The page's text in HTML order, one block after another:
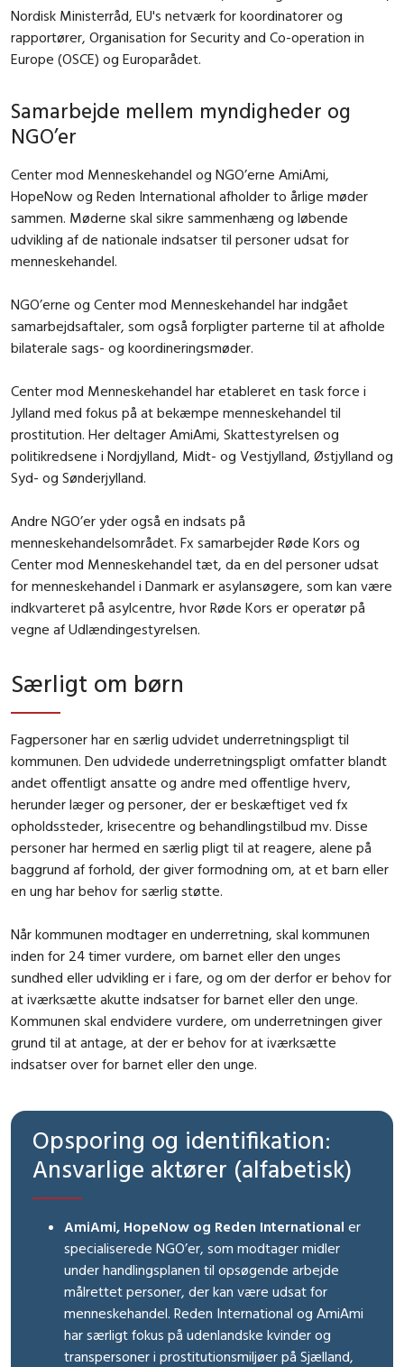
Nordisk Ministerråd, EU's netværk for koordinatorer og
rapportører, Organisation for Security and Co-operation in
Europe (OSCE) og Europarådet.
Samarbejde mellem myndigheder og
NGO’er
Center mod Menneskehandel og NGO’erne AmiAmi,
HopeNow og Reden International afholder to årlige møder
sammen. Møderne skal sikre sammenhæng og løbende
udvikling af de nationale indsatser til personer udsat for
menneskehandel.
NGO’erne og Center mod Menneskehandel har indgået
samarbejdsaftaler, som også forpligter parterne til at afholde
bilaterale sags- og koordineringsmøder.
Center mod Menneskehandel har etableret en task force i
Jylland med fokus på at bekæmpe menneskehandel til
prostitution. Her deltager AmiAmi, Skattestyrelsen og
politikredsene i Nordjylland, Midt- og Vestjylland, Østjylland og
Syd- og Sønderjylland.
Andre NGO’er yder også en indsats på
menneskehandelsområdet. Fx samarbejder Røde Kors og
Center mod Menneskehandel tæt, da en del personer udsat
for menneskehandel i Danmark er asylansøgere, som kan være
indkvarteret på asylcentre, hvor Røde Kors er operatør på
vegne af Udlændingestyrelsen.
Særligt om børn
Fagpersoner har en særlig udvidet underretningspligt til
kommunen. Den udvidede underretningspligt omfatter blandt
andet offentligt ansatte og andre med offentlige hverv,
herunder læger og personer, der er beskæftiget ved fx
opholdssteder, krisecentre og behandlingstilbud mv. Disse
personer har hermed en særlig pligt til at reagere, alene på
baggrund af forhold, der giver formodning om, at et barn eller
en ung har behov for særlig støtte.
Når kommunen modtager en underretning, skal kommunen
inden for 24 timer vurdere, om barnet eller den unges
sundhed eller udvikling er i fare, og om der derfor er behov for
at iværksætte akutte indsatser for barnet eller den unge.
Kommunen skal endvidere vurdere, om underretningen giver
grund til at antage, at der er behov for at iværksætte
indsatser over for barnet eller den unge.
Opsporing og identifikation:
Ansvarlige aktører (alfabetisk)
AmiAmi, HopeNow og Reden International er
specialiserede NGO’er, som modtager midler
under handlingsplanen til opsøgende arbejde
målrettet personer, der kan være udsat for
menneskehandel. Reden International og AmiAmi
har særligt fokus på udenlandske kvinder og
transpersoner i prostitutionsmiljøer på Sjælland,